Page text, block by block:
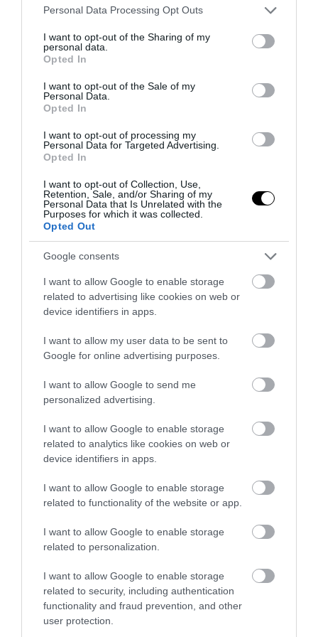
Please note that this website/app uses one or more Google
not limited to your visit or usage behaviour. You may click to
grant or deny consent to Google and its third-party tags to
use your data for below specified purposes in below Google
consent section.
Personal Data Processing Opt Outs
I want to opt-out of the Sharing of my
personal data.
Opted In
I want to opt-out of the Sale of my
Personal Data.
Opted In
I want to opt-out of processing my
Personal Data for Targeted Advertising.
Opted In
I want to opt-out of Collection, Use,
Retention, Sale, and/or Sharing of my
Personal Data that Is Unrelated with the
Purposes for which it was collected.
Opted Out
Google consents
I want to allow Google to enable storage
related to advertising like cookies on web or
device identifiers in apps.
I want to allow my user data to be sent to
Google for online advertising purposes.
I want to allow Google to send me
personalized advertising.
I want to allow Google to enable storage
related to analytics like cookies on web or
device identifiers in apps.
I want to allow Google to enable storage
related to functionality of the website or app.
I want to allow Google to enable storage
related to personalization.
I want to allow Google to enable storage
related to security, including authentication
functionality and fraud prevention, and other
user protection.
Θα πούμε το «ψωμί ψωμάκι» κυριολεκτικά:
Οι δύο παράγοντες που αύξησαν απότομα
την τιμή σε βασικά προϊόντα
Τα πρώτα ονόματα που «κλείδωσαν» για το
ψηφοδέλτιο της ΕΛΑΣ στην Α’ Πειραιά και